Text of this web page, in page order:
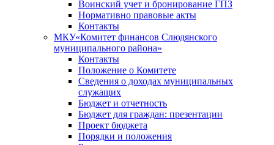
Воинский учет и бронирование ГПЗ
Нормативно правовые акты
Контакты
МКУ«Комитет финансов Слюдянского
муниципального района»
Контакты
Положение о Комитете
Сведения о доходах муниципальных
служащих
Бюджет и отчетность
Бюджет для граждан: презентации
Проект бюджета
Порядки и положения